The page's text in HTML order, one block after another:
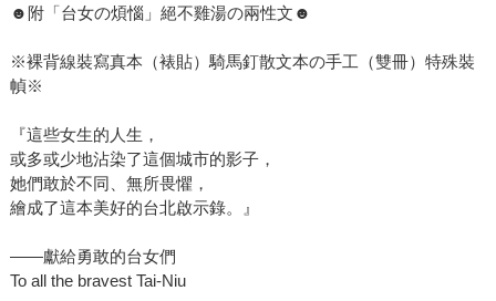
☻附「台女の煩惱」絕不雞湯の兩性文☻
※裸背線裝寫真本（裱貼）騎馬釘散文本の手工（雙冊）特殊裝
幀※
『這些女生的人生，
或多或少地沾染了這個城市的影子，
她們敢於不同、無所畏懼，
繪成了這本美好的台北啟示錄。』
——獻給勇敢的台女們
To all the bravest Tai-Niu